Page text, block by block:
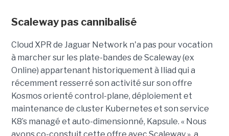
Scaleway pas cannibalisé
Cloud XPR de Jaguar Network n'a pas pour vocation
à marcher sur les plate-bandes de Scaleway (ex
Online) appartenant historiquement à Iliad qui a
récemment resserré son activité sur son offre
Kosmos orienté control-plane, déploiement et
maintenance de cluster Kubernetes et son service
K8’s managé et auto-dimensionné, Kapsule. « Nous
avons co-constuit cette offre avec Scaleway », a